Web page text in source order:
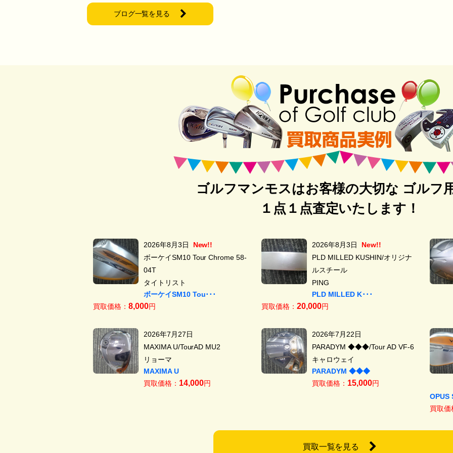
ブログ一覧を見る
ゴルフマンモスはお客様の大切な ゴルフ
１点１点査定いたします！
2026年8月3日
New!!
ボーケイSM10 Tour Chrome 58-
04T
タイトリスト
ボーケイSM10 Tou･･･
買取価格： 8,000円
2026年8月3日
New!!
PLD MILLED KUSHIN/オリジナ
ルスチール
PING
PLD MILLED K･･･
買取価格： 20,000円
2026年7月27日
MAXIMA U/TourAD MU2
リョーマ
MAXIMA U
買取価格： 14,000円
2026年7月22日
PARADYM ◆◆◆/Tour AD VF-6
キャロウェイ
PARADYM ◆◆◆
買取価格： 15,000円
OPUS
買取価
買取一覧を見る